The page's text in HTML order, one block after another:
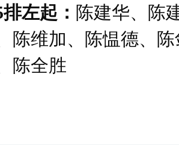
左起： 陈建华、陈
陈维加、陈愠德、
陈全胜